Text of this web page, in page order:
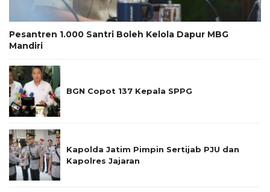
Pesantren 1.000 Santri Boleh Kelola Dapur MBG
Mandiri
BGN Copot 137 Kepala SPPG
Kapolda Jatim Pimpin Sertijab PJU dan
Kapolres Jajaran